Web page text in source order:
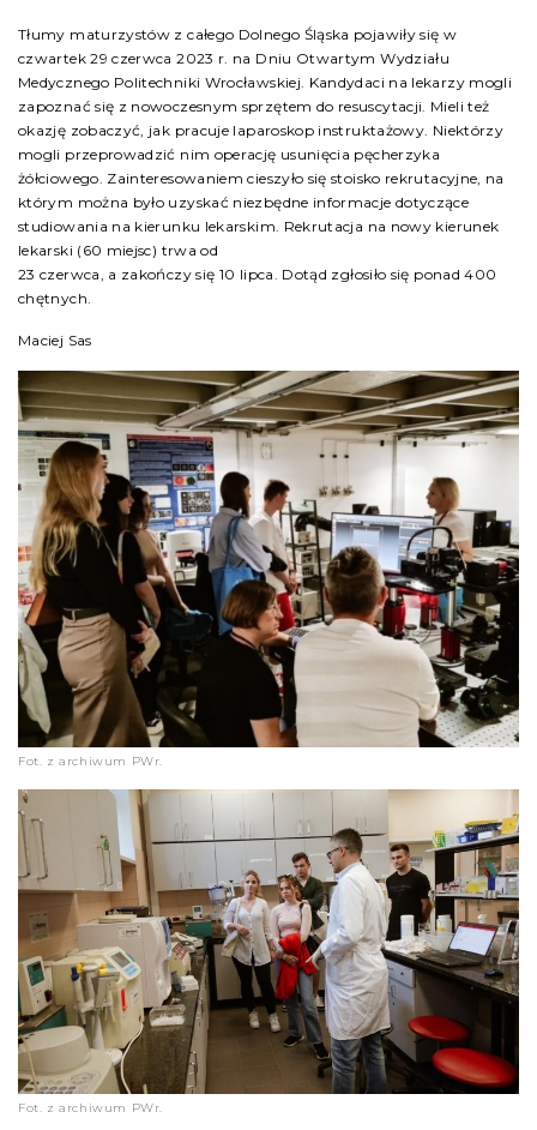
Tłumy maturzystów z całego Dolnego Śląska pojawiły się w
czwartek 29 czerwca 2023 r. na Dniu Otwartym Wydziału
Medycznego Politechniki Wrocławskiej. Kandydaci na lekarzy mogli
zapoznać się z nowoczesnym sprzętem do resuscytacji. Mieli też
okazję zobaczyć, jak pracuje laparoskop instruktażowy. Niektórzy
mogli przeprowadzić nim operację usunięcia pęcherzyka
żółciowego. Zainteresowaniem cieszyło się stoisko rekrutacyjne, na
którym można było uzyskać niezbędne informacje dotyczące
studiowania na kierunku lekarskim. Rekrutacja na nowy kierunek
lekarski (60 miejsc) trwa od
23 czerwca, a zakończy się 10 lipca. Dotąd zgłosiło się ponad 400
chętnych.
Maciej Sas
Fot. z archiwum PWr.
Fot. z archiwum PWr.